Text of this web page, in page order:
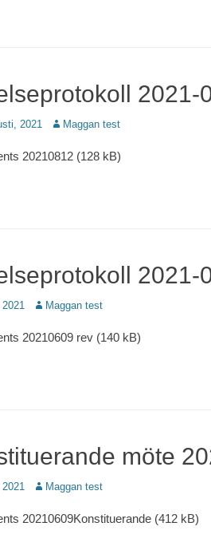
2021-
2021 Författare
Maggan test
20210812 (128 kB)
2021-
Författare
Maggan test
20210609 rev (140 kB)
möte
Författare
Maggan test
20210609Konstituerande (412 kB)